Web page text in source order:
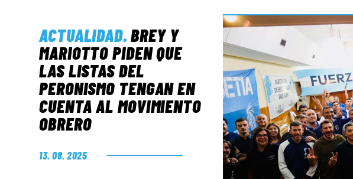
ACTUALIDAD.BREY Y
MARIOTTO PIDEN QUE
LAS LISTAS DEL
PERONISMO TENGAN EN
CUENTA AL MOVIMIENTO
OBRERO
13. 08. 2025